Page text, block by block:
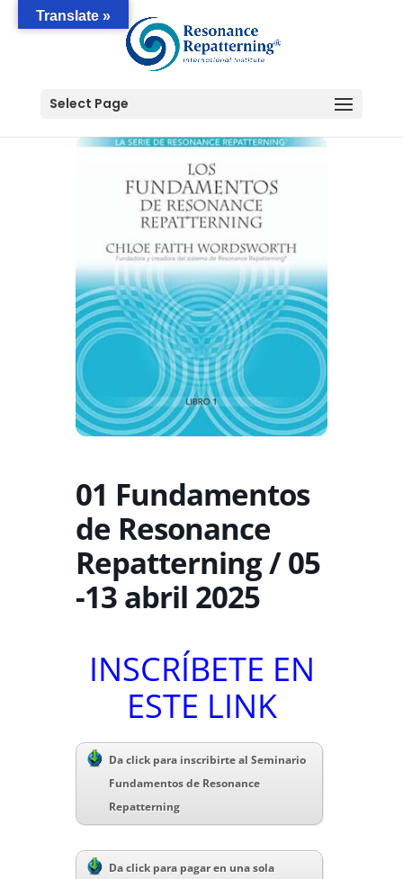
Select Page
01 Fundamentos
de Resonance
Repatterning / 05
-13 abril 2025
INSCRÍBETE EN
ESTE LINK
Da click para inscribirte al Seminario
Fundamentos de Resonance
Repatterning
Da click para pagar en una sola
Translate »